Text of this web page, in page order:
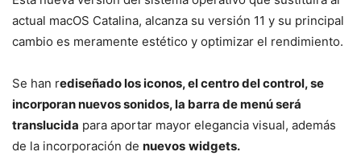
actual macOS Catalina, alcanza su versión 11 y su principal
cambio es meramente estético y optimizar el rendimiento.
Se han rediseñado los iconos, el centro del control, se
incorporan nuevos sonidos, la barra de menú será
translucida para aportar mayor elegancia visual, además
de la incorporación de nuevos widgets.